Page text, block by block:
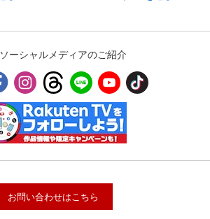
ーシャルメディアのご紹介
お問い合わせはこちら